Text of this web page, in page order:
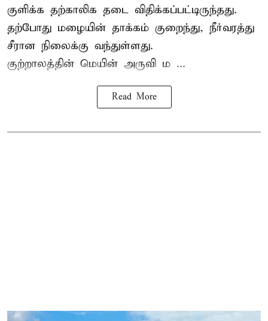
குளிக்க தற்காலிக தடை விதிக்கப்பட்டிருந்தது.
தற்போது மழையின் தாக்கம் குறைந்து, நீர்வரத்து
சீரான நிலைக்கு வந்துள்ளது.
குற்றாலத்தின் மெயின் அருவி ம ...
Read More